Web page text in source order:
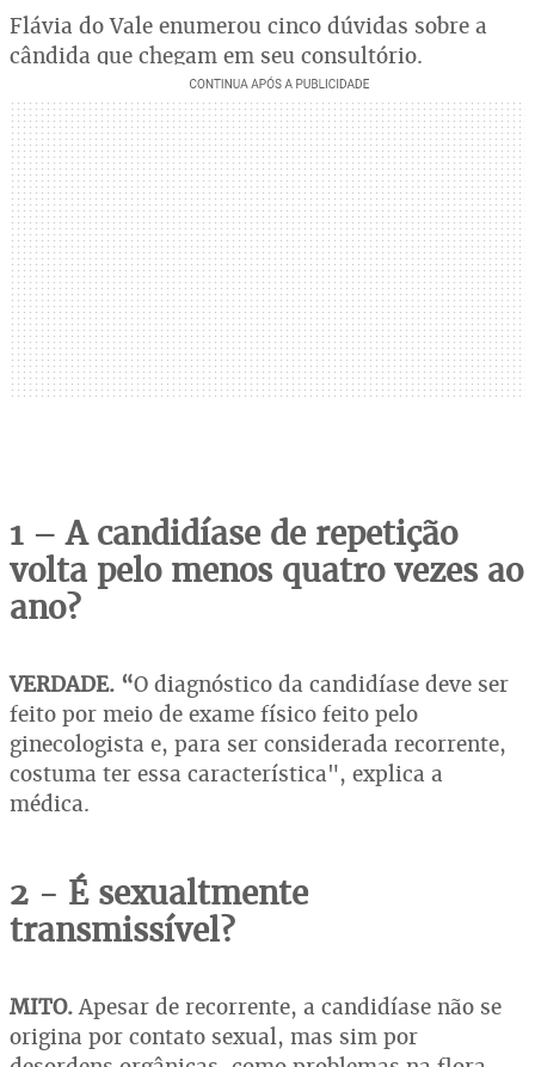
Flávia do Vale enumerou cinco dúvidas sobre a
cândida que chegam em seu consultório.
1 – A candidíase de repetição
volta pelo menos quatro vezes ao
ano?
VERDADE. “O diagnóstico da candidíase deve ser
feito por meio de exame físico feito pelo
ginecologista e, para ser considerada recorrente,
costuma ter essa característica", explica a
médica.
2 - É sexualtmente
transmissível?
MITO.Apesar de recorrente, a candidíase não se
origina por contato sexual, mas sim por